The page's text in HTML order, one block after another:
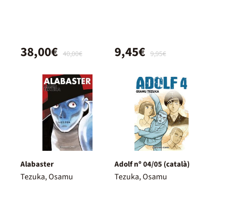
40,00€
38,00€ 9,95€
9,45€
Alabaster
Tezuka, Osamu
Adolf nº 04/05 (català)
Tezuka, Osamu